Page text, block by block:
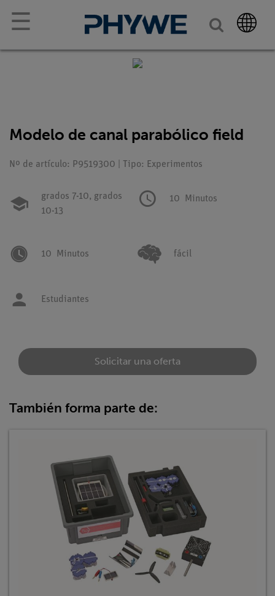
☰
Modelo de canal parabólico field
Nº de artículo: P9519300 | Tipo: Experimentos
grados 7-10, grados
10-13
10 Minutos
10 Minutos fácil
Estudiantes
Solicitar una oferta
También forma parte de: